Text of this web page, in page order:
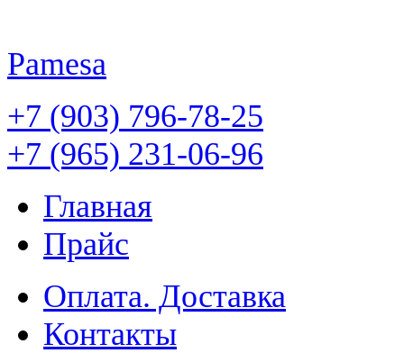
Pamesa
+7 (903) 796-78-25
+7 (965) 231-06-96
Главная
Прайс
Оплата. Доставка
Контакты